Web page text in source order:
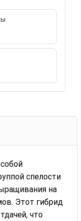
спелости
на
Этот гибрид
что